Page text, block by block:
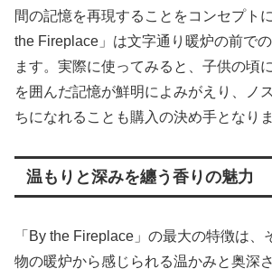
間の記憶を再現することをコンセプト
the Fireplace」は文字通り暖炉の前で
ます。実際に使ってみると、子供の頃
を囲んだ記憶が鮮明によみがえり、ノ
ちになれることも購入の決め手となりま
温もりと深みを纏う香りの魅力
「By the Fireplace」の最大の特徴は、
物の暖炉から感じられる温かみと奥深